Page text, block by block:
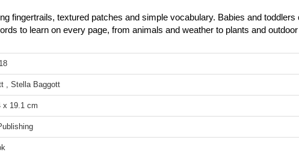
fingertrails, textured patches and simple vocabulary. Babies and
to learn on every page, from animals and weather to plants and
, Stella Baggott
x 19.1 cm